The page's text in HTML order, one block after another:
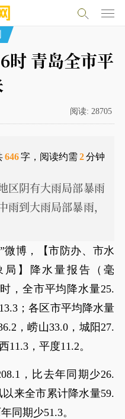
时 青岛全市平
阅读: 28705
646字，阅读约需 2分钟
区阴有大雨局部暴雨
到大雨局部暴雨，
微博，【市防办、市水
】降水量报告（毫
，全市平均降水量25.
；各区市平均降水量
，崂山33.0，城阳27.
11.3，平度11.2。
，比去年同期少26.
来全市累计降水量59.
同期少51.3。